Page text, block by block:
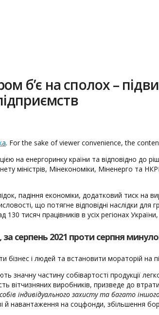
б’є на сполох –
. For the sake of viewer convenience, the
на енергоринку країни та відповідно до
міністрів, Мінекономіки, Міненерго та
падіння економіки, додатковий тиск
що потягне відповідні наслідки
тисяч працівників в усіх регіонах
серпень 2021 проти серпня
бізнес і людей та встановити мораторій на
значну частину собівартості продукції
вітчизняних виробників, призведе до
індивідуального захисту та багато
й навантаження на соцфонди, збільшення